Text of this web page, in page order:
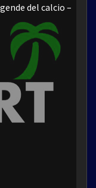
del calcio –